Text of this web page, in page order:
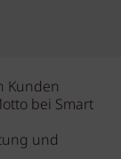
Kunden
bei Smart
und